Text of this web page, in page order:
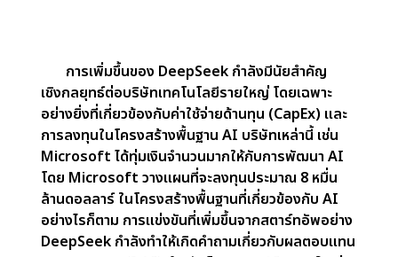
ก็ได้รับผลกระทบด้วย
โดยรวม ภาคเทคโนโลยีสูญเสียมูลค่าตลาดรวมกันถึง
ล้านล้านดอลลาร์
การเข้ามาของ DeepSeek แสดงให้เห็นว่าผู้เล่นใหม่
สามารถท้าทายการผูกขาดของบริษัทยักษ์ใหญ่ที่ก่อตั้ง
มานานได้ และตอกย้ำถึงความไม่แน่นอนของการเติบโต
ในตลาด AI แม้ว่าจะมีศักยภาพมหาศาลก็ตาม